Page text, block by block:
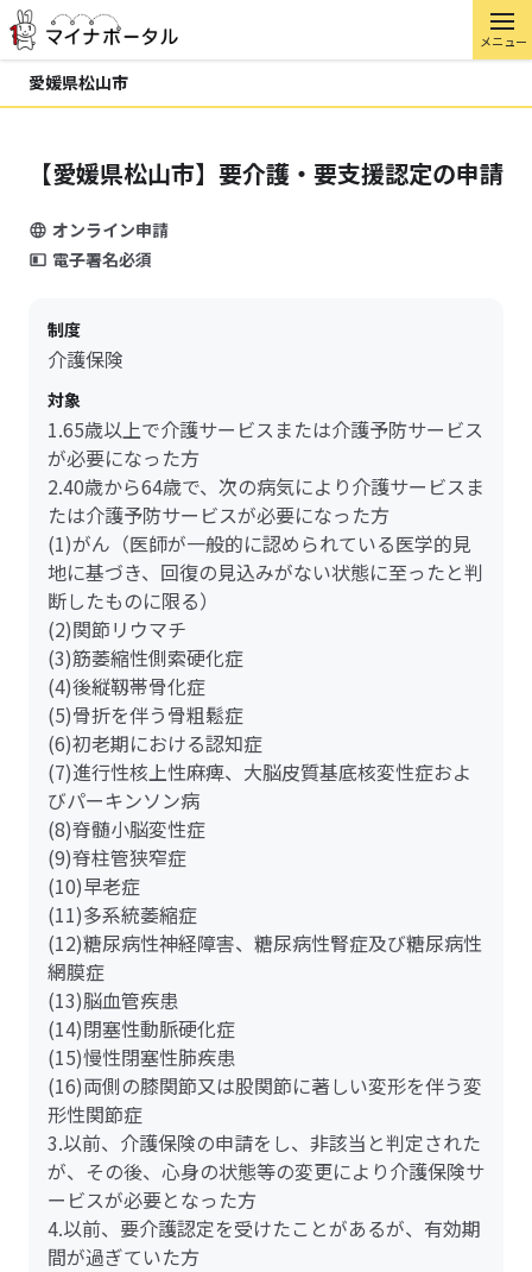
メニュー
愛媛県松山市
【愛媛県松山市】要介護・要支援認定の申請
オンライン申請
電子署名必須
制度
介護保険
対象
1.65歳以上で介護サービスまたは介護予防サービス
が必要になった方
2.40歳から64歳で、次の病気により介護サービスま
たは介護予防サービスが必要になった方
(1)がん（医師が一般的に認められている医学的見
地に基づき、回復の見込みがない状態に至ったと判
断したものに限る）
(2)関節リウマチ
(3)筋萎縮性側索硬化症
(4)後縦靱帯骨化症
(5)骨折を伴う骨粗鬆症
(6)初老期における認知症
(7)進行性核上性麻痺、大脳皮質基底核変性症およ
びパーキンソン病
(8)脊髄小脳変性症
(9)脊柱管狭窄症
(10)早老症
(11)多系統萎縮症
(12)糖尿病性神経障害、糖尿病性腎症及び糖尿病性
網膜症
(13)脳血管疾患
(14)閉塞性動脈硬化症
(15)慢性閉塞性肺疾患
(16)両側の膝関節又は股関節に著しい変形を伴う変
形性関節症
3.以前、介護保険の申請をし、非該当と判定された
が、その後、心身の状態等の変更により介護保険サ
ービスが必要となった方
4.以前、要介護認定を受けたことがあるが、有効期
間が過ぎていた方